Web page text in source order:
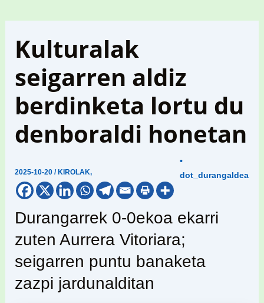
Kulturalak
seigarren aldiz
berdinketa lortu du
denboraldi honetan
2025-10-20/ KIROLAK,
•
dot_durangaldea
Durangarrek 0-0ekoa ekarri
zuten Aurrera Vitoriara;
seigarren puntu banaketa
zazpi jardunalditan